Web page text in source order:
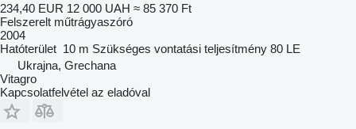
234,40 EUR 12 000 UAH ≈ 85 370 Ft
Felszerelt műtrágyaszóró
2004
Hatóterület 10 m Szükséges vontatási teljesítmény 80 LE
Ukrajna, Grechana
Vitagro
Kapcsolatfelvétel az eladóval